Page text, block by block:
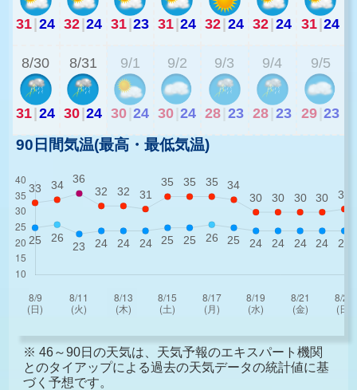
31|24 32|24 31|23 31|24 32|24 32|24 31|24
8/30
31|24
8/31
30|24
9/1
30 24
9/2
30 24
9/3
28 23
9/4
28 23
9/5
29 23
90日間気温(最高・最低気温)
※ 46～90日の天気は、天気予報のエキスパート機関
とのタイアップによる過去の天気データの統計値に基
づく予想です。